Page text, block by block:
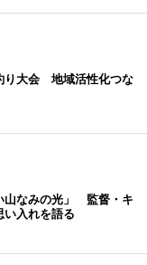
り大会 地域活性化つな
山なみの光」 監督・キ
い入れを語る